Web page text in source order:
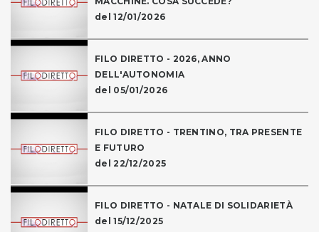
del 12/01/2026
FILO DIRETTO - 2026, ANNO
DELL'AUTONOMIA
del 05/01/2026
FILO DIRETTO - TRENTINO, TRA PRESENTE
E FUTURO
del 22/12/2025
FILO DIRETTO - NATALE DI SOLIDARIETÀ
del 15/12/2025